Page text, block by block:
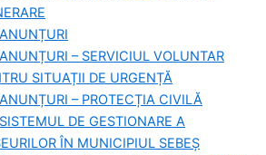
ANUNȚURI
ANUNȚURI – SERVICIUL VOLUNTAR
SITUAȚII DE URGENȚĂ
ANUNȚURI – PROTECȚIA CIVILĂ
SISTEMUL DE GESTIONARE A
ÎN MUNICIPIUL SEBEȘ